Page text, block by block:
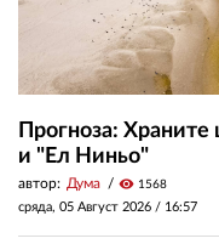
Прогноза:
и "Ел Ниньо"
автор: Дума visibility 1568
сряда, 05 Август 2026 / 16:57